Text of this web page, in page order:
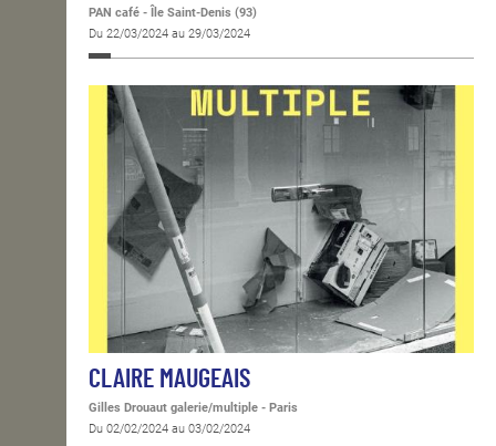
PAN café - Île Saint-Denis (93)
Du 22/03/2024 au 29/03/2024
CLAIRE MAUGEAIS
Gilles Drouaut galerie/multiple - Paris
Du 02/02/2024 au 03/02/2024